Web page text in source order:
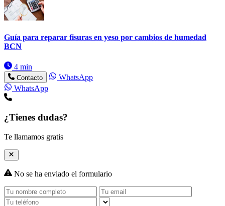
Guía para reparar fisuras en yeso por cambios de humedad
BCN
4 min
Contacto
WhatsApp
WhatsApp
¿Tienes dudas?
Te llamamos gratis
No se ha enviado el formulario